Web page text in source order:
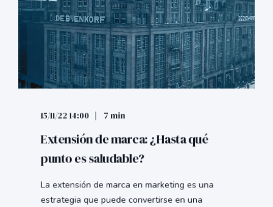
15/11/22 14:00 7 min
Extensión de marca: ¿Hasta qué
punto es saludable?
La extensión de marca en marketing es una
estrategia que puede convertirse en una